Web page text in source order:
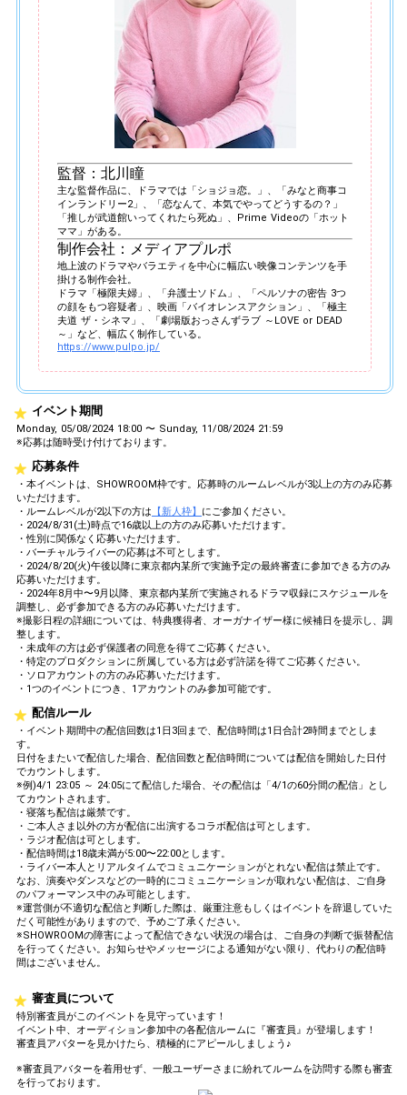
監督：北川瞳
主な監督作品に、ドラマでは「ショジョ恋。」、「みなと商事コ
インランドリー2」、「恋なんて、本気でやってどうするの？」
「推しが武道館いってくれたら死ぬ」、Prime Videoの「ホット
ママ」がある。
制作会社：メディアプルポ
地上波のドラマやバラエティを中心に幅広い映像コンテンツを手
掛ける制作会社。
ドラマ「極限夫婦」、「弁護士ソドム」、「ペルソナの密告 3つ
の顔をもつ容疑者」、映画「バイオレンスアクション」、「極主
夫道 ザ・シネマ」、「劇場版おっさんずラブ ～LOVE or DEAD
～」など、幅広く制作している。
https://www.pulpo.jp/
イベント期間
Monday, 05/08/2024 18:00 〜 Sunday, 11/08/2024 21:59
※応募は随時受け付けております。
応募条件
・本イベントは、SHOWROOM枠です。応募時のルームレベルが3以上の方のみ応募
いただけます。
・ルームレベルが2以下の方は 【新人枠】 にご参加ください。
・2024/8/31(土)時点で16歳以上の方のみ応募いただけます。
・性別に関係なく応募いただけます。
・バーチャルライバーの応募は不可とします。
・2024/8/20(火)午後以降に東京都内某所で実施予定の最終審査に参加できる方のみ
応募いただけます。
・2024年8月中〜9月以降、東京都内某所で実施されるドラマ収録にスケジュールを
調整し、必ず参加できる方のみ応募いただけます。
※撮影日程の詳細については、特典獲得者、オーガナイザー様に候補日を提示し、調
整します。
・未成年の方は必ず保護者の同意を得てご応募ください。
・特定のプロダクションに所属している方は必ず許諾を得てご応募ください。
・ソロアカウントの方のみ応募いただけます。
・1つのイベントにつき、1アカウントのみ参加可能です。
配信ルール
・イベント期間中の配信回数は1日3回まで、配信時間は1日合計2時間までとしま
す。
日付をまたいで配信した場合、配信回数と配信時間については配信を開始した日付
でカウントします。
※例)4/1 23:05 ～ 24:05にて配信した場合、その配信は「4/1の60分間の配信」とし
てカウントされます。
・寝落ち配信は厳禁です。
・ご本人さま以外の方が配信に出演するコラボ配信は可とします。
・ラジオ配信は可とします。
・配信時間は18歳未満が5:00〜22:00とします。
・ライバー本人とリアルタイムでコミュニケーションがとれない配信は禁止です。
なお、演奏やダンスなどの一時的にコミュニケーションが取れない配信は、ご自身
のパフォーマンス中のみ可能とします。
※運営側が不適切な配信と判断した際は、厳重注意もしくはイベントを辞退していた
だく可能性がありますので、予めご了承ください。
※SHOWROOMの障害によって配信できない状況の場合は、ご自身の判断で振替配信
を行ってください。お知らせやメッセージによる通知がない限り、代わりの配信時
間はございません。
審査員について
特別審査員がこのイベントを見守っています！
イベント中、オーディション参加中の各配信ルームに『審査員』が登場します！
審査員アバターを見かけたら、積極的にアピールしましょう♪
※審査員アバターを着用せず、一般ユーザーさまに紛れてルームを訪問する際も審査
を行っております。